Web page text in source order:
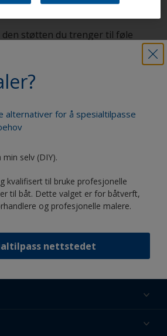
alternativer for å spesialtilpasse
min selv (DIY).
kvalifisert til bruke profesjonelle
til båt. Dette valget er for båtverft,
og profesjonelle malere.
nettstedet
den støtten du trenger til føle
kompetanse
International: